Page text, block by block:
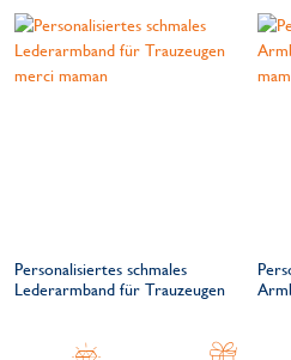
Personalisiertes schmales
Lederarmband für Trauzeugen